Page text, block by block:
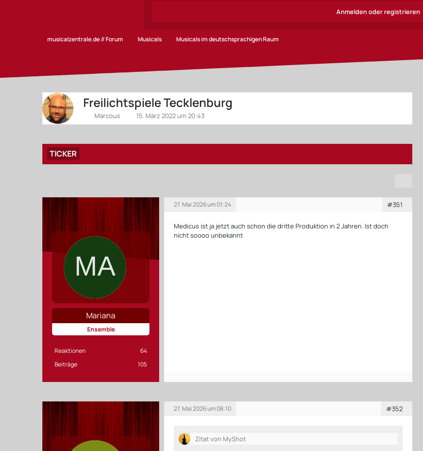
Anmelden oder registrieren
musicalzentrale.de // Forum Musicals Musicals im deutschsprachigen Raum
Freilichtspiele Tecklenburg
Marcous 15. März 2022 um 20:43
TICKER
Mariana
Ensemble
Reaktionen
64
Beiträge
105
27. Mai 2026 um 01:24 #351
Medicus ist ja jetzt auch schon die dritte Produktion in 2 Jahren. Ist doch
nicht soooo unbekannt
27. Mai 2026 um 08:10 #352
Zitat von MyShot